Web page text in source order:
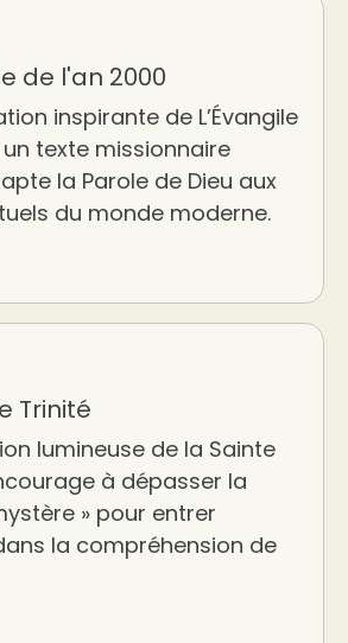
de l'an 2000
inspirante de L’Évangile
un texte missionnaire
la Parole de Dieu aux
du monde moderne.
Trinité
lumineuse de la Sainte
à dépasser la
» pour entrer
la compréhension de